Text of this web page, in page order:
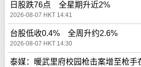
日股跌76点 全星期升近2%
2026-08-07 HKT 14:41
台股低收0.4% 全周升约2.6%
2026-08-07 HKT 14:30
泰媒：暖武里府校园枪击案增至枪